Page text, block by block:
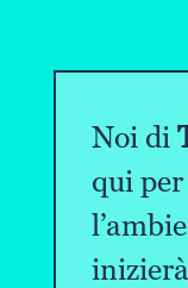
Noi di
qui